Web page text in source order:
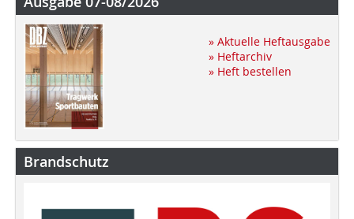
» Aktuelle Heftausgabe
» Heftarchiv
» Heft bestellen
Brandschutz